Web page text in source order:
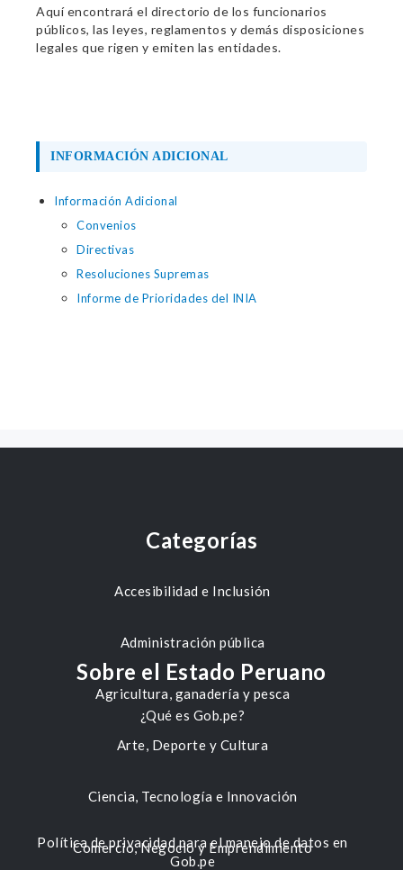
Aquí encontrará el directorio de los funcionarios
públicos, las leyes, reglamentos y demás disposiciones
legales que rigen y emiten las entidades.
INFORMACIÓN ADICIONAL
Información Adicional
Convenios
Directivas
Resoluciones Supremas
Informe de Prioridades del INIA
Categorías
Accesibilidad e Inclusión
Administración pública
Agricultura, ganadería y pesca
Arte, Deporte y Cultura
Ciencia, Tecnología e Innovación
Comercio, Negocio y Emprendimiento
Sobre el Estado Peruano
¿Qué es Gob.pe?
Política de privacidad para el manejo de datos en
Gob.pe